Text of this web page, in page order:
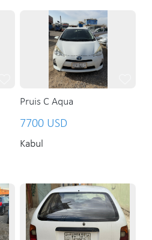
Pruis C Aqua
7700 USD
Kabul